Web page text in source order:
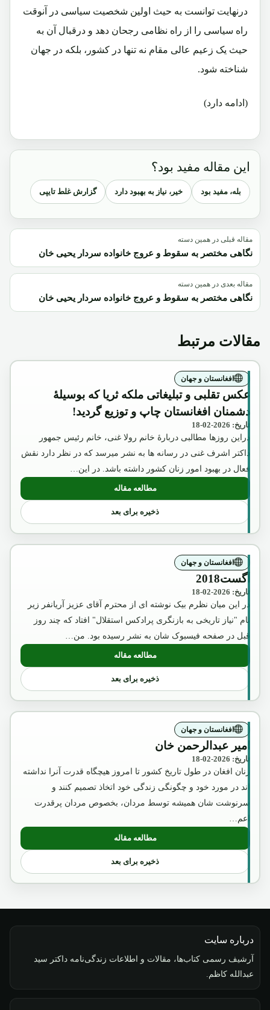
درنهایت توانست به حیث اولین شخصیت سیاسی در آنوقت
راه سیاسی را از راه نظامی رجحان دهد و درقبال آن به
حیث یک زعیم عالی مقام نه تنها در کشور، بلکه در جهان
شناخته شود.
(ادامه دارد)
این مقاله مفید بود؟
بله، مفید بود خیر، نیاز به بهبود دارد گزارش غلط تایپی
مقاله قبلی در همین دسته
نگاهی مختصر به سقوط و عروج خانواده سردار یحیی خان
مقاله بعدی در همین دسته
نگاهی مختصر به سقوط و عروج خانواده سردار یحیی خان
مقالات مرتبط
افغانستان و جهان
عکس تقلبی و تبلیغاتی ملکه ثریا که بوسیلۀ
دشمنان افغانستان چاپ و توزیع گردید!
تاریخ: 2026-02-18
دراین روزها مطالبی دربارۀ خانم رولا غنی، خانم رئیس جمهور
داکتر اشرف غنی در رسانه ها به نشر میرسد که در نظر دارد نقش
فعال در بهبود امور زنان کشور داشته باشد. در این…
مطالعه مقاله: عکس تقلبی و تبلیغاتی ملکه ثریا که
ذخیره برای بعد
افغانستان و جهان
آگست2018
تاریخ: 2026-02-18
در این میان نظرم بیک نوشته ای از محترم آقای عزیز آریانفر زیر
نام "نیاز تاریخی به بازنگری پرادکس استقلال" افتاد که چند روز
قبل در صفحه فیسبوک شان به نشر رسیده بود. من…
مطالعه مقاله
: آگست2018
ذخیره برای بعد
افغانستان و جهان
امیر عبدالرحمن خان
تاریخ: 2026-02-18
زنان افغان در طول تاریخ کشور تا امروز هیچگاه قدرت آنرا نداشته
اند در مورد خود و چگونگی زندگی خود اتخاذ تصمیم کنند و
سرنوشت شان همیشه توسط مردان، بخصوص مردان پرقدرت
اعم…
مطالعه مقاله: امیر عبدالرحمن خان
ذخیره برای بعد
درباره سایت
آرشیف رسمی کتاب‌ها، مقالات و اطلاعات زندگی‌نامه داکتر سید
عبدالله کاظم.